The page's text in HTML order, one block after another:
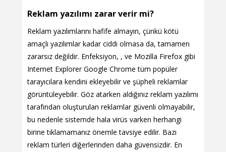
Reklam yazılımı zarar verir mi?
Reklam yazılımlarını hafife almayın, çünkü kötü
amaçlı yazılımlar kadar ciddi olmasa da, tamamen
zararsız değildir. Enfeksiyon, , ve Mozilla Firefox gibi
Internet Explorer Google Chrome tüm popüler
tarayıcılara kendini ekleyebilir ve şüpheli reklamlar
görüntüleyebilir. Göz atarken aldığınız reklam yazılımı
tarafından oluşturulan reklamlar güvenli olmayabilir,
bu nedenle sistemde hala virüs varken herhangi
birine tıklamamanız önemle tavsiye edilir. Bazı
reklam türleri diğerlerinden daha güvensizdir. En